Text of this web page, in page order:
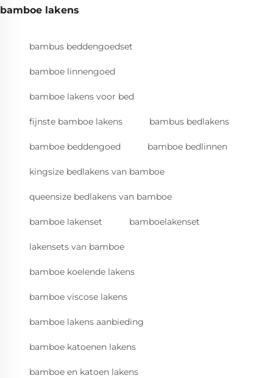
bamboe lakens
bambus beddengoedset
bamboe linnengoed
bamboe lakens voor bed
fijnste bamboe lakens bambus bedlakens
bamboe beddengoed bamboe bedlinnen
kingsize bedlakens van bamboe
queensize bedlakens van bamboe
bamboe lakenset bamboelakenset
lakensets van bamboe
bamboe koelende lakens
bamboe viscose lakens
bamboe lakens aanbieding
bamboe katoenen lakens
bamboe en katoen lakens